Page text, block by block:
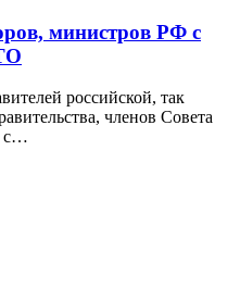
министров РФ с
российской, так
членов Совета
с…